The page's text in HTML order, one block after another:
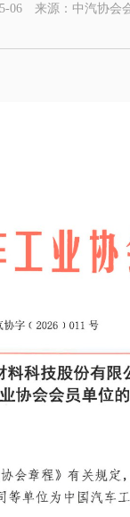
06 来源： 中汽协会